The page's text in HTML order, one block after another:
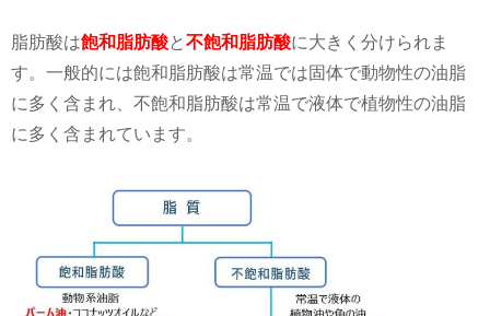
脂肪酸は飽和脂肪酸と不飽和脂肪酸に大きく分けられま
す。一般的には飽和脂肪酸は常温では固体で動物性の油脂
に多く含まれ、不飽和脂肪酸は常温で液体で植物性の油脂
に多く含まれています。